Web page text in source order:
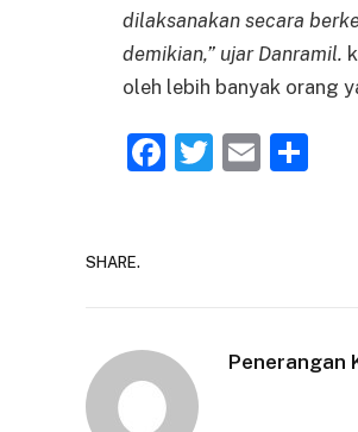
dilaksanakan secara
demikian,” ujar Danramil.
oleh lebih banyak orang
Facebook
Twitter
Email
SHARE.
Penerangan